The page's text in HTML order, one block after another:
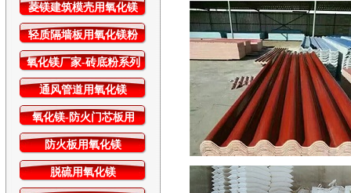
菱镁建筑模壳用氧化镁
轻质隔墙板用氧化镁粉
氧化镁厂家-砖底粉系列
通风管道用氧化镁
氧化镁-防火门芯板用
防火板用氧化镁
脱硫用氧化镁